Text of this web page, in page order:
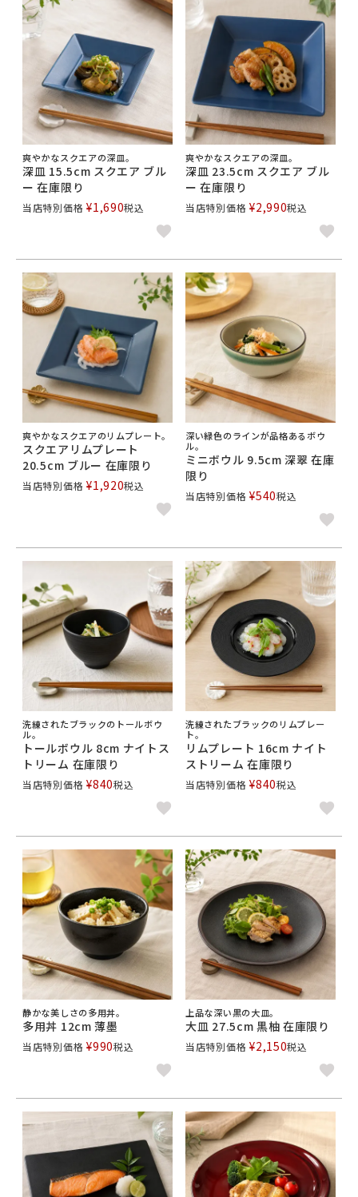
爽やかなスクエアの深皿。
深皿 15.5cm スクエア ブル
ー 在庫限り
当店特別価格 ¥1,690税込
爽やかなスクエアの深皿。
深皿 23.5cm スクエア ブル
ー 在庫限り
当店特別価格 ¥2,990税込
爽やかなスクエアのリムプレート。
スクエアリムプレート
20.5cm ブルー 在庫限り
当店特別価格 ¥1,920税込
深い緑色のラインが品格あるボウ
ル。
ミニボウル 9.5cm 深翠 在庫
限り
当店特別価格 ¥540税込
洗練されたブラックのトールボウ
ル。
トールボウル 8cm ナイトス
トリーム 在庫限り
当店特別価格 ¥840税込
洗練されたブラックのリムプレー
ト。
リムプレート 16cm ナイト
ストリーム 在庫限り
当店特別価格 ¥840税込
静かな美しさの多用丼。
多用丼 12cm 薄墨
当店特別価格 ¥990税込
上品な深い黒の大皿。
大皿 27.5cm 黒柚 在庫限り
当店特別価格 ¥2,150税込